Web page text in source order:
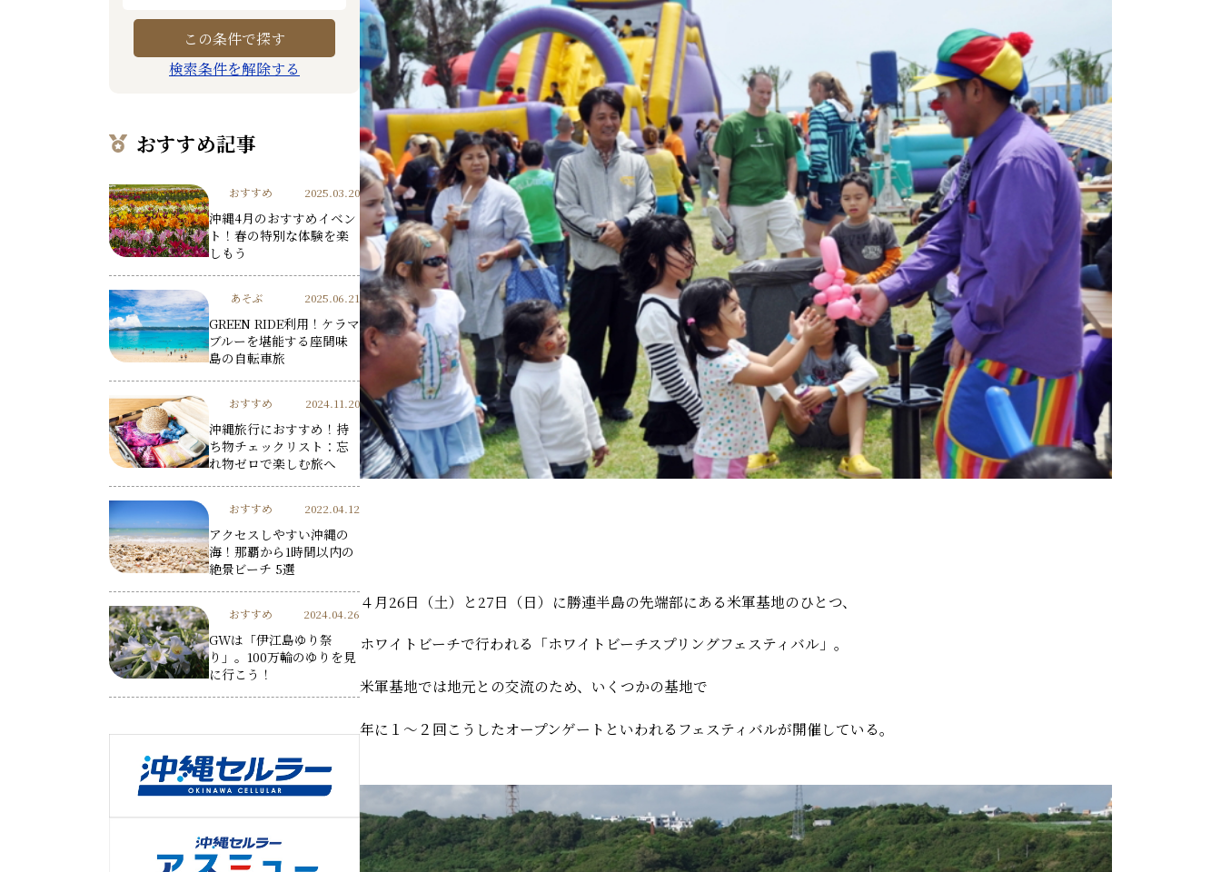
４月26日（土）と27日（日）に勝連半島の先端部にある米軍基地のひとつ、
ホワイトビーチで行われる「ホワイトビーチスプリングフェスティバル」。
米軍基地では地元との交流のため、いくつかの基地で
年に１〜２回こうしたオープンゲートといわれるフェスティバルが開催している。
検索条件を解除する
おすすめ記事
おすすめ 2025.03.20
沖縄4月のおすすめイベン
ト！春の特別な体験を楽
しもう
あそぶ 2025.06.21
GREEN RIDE利用！ケラマ
ブルーを堪能する座間味
島の自転車旅
おすすめ 2024.11.20
沖縄旅行におすすめ！持
ち物チェックリスト：忘
れ物ゼロで楽しむ旅へ
おすすめ 2022.04.12
アクセスしやすい沖縄の
海！那覇から1時間以内の
絶景ビーチ 5選
おすすめ 2024.04.26
GWは「伊江島ゆり祭
り」。100万輪のゆりを見
に行こう！